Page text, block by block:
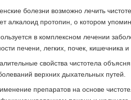
болезни возможно лечить
алкалоид протопин, о котором
в комплексном лечении
печени, легких, почек, кишечника
свойства чистотела
верхних дыхательных путей.
препаратов на основе